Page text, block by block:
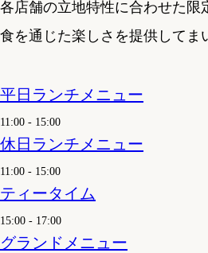
各店舗の立地特性に合わせた限
食を通じた楽しさを提供してま
平日ランチメニュー
11:00 - 15:00
休日ランチメニュー
11:00 - 15:00
ティータイム
15:00 - 17:00
グランドメニュー